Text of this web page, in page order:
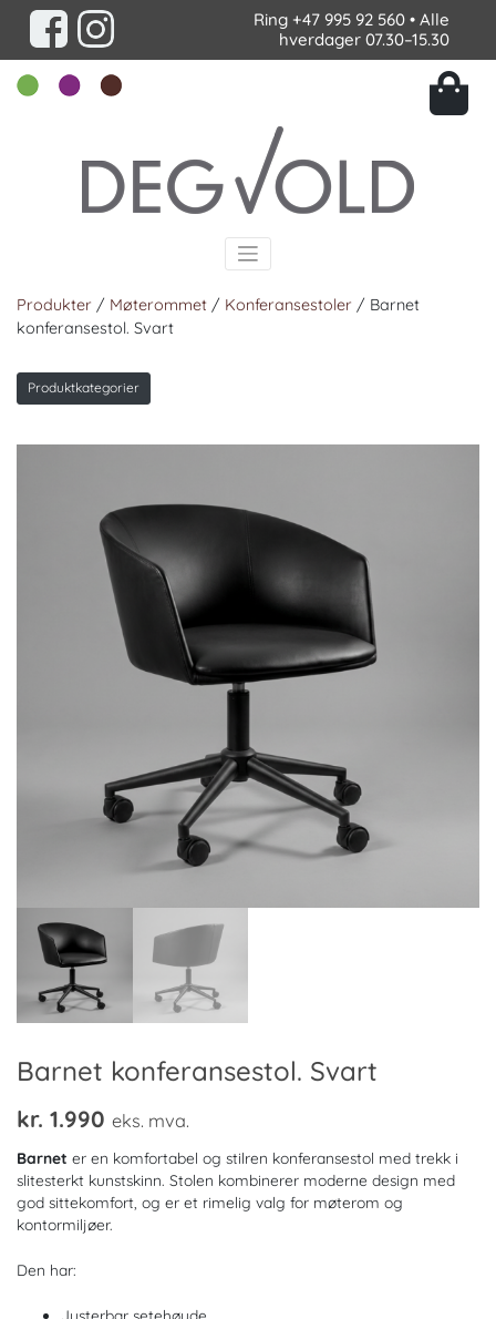
Ring +47 995 92 560 • Alle
hverdager 07.30–15.30
Produkter / Møterommet / Konferansestoler / Barnet
konferansestol. Svart
Produktkategorier
Barnet konferansestol. Svart
kr. 1.990 eks. mva.
Barnet er en komfortabel og stilren konferansestol med trekk i
slitesterkt kunstskinn. Stolen kombinerer moderne design med
god sittekomfort, og er et rimelig valg for møterom og
kontormiljøer.
Den har:
Justerbar setehøyde